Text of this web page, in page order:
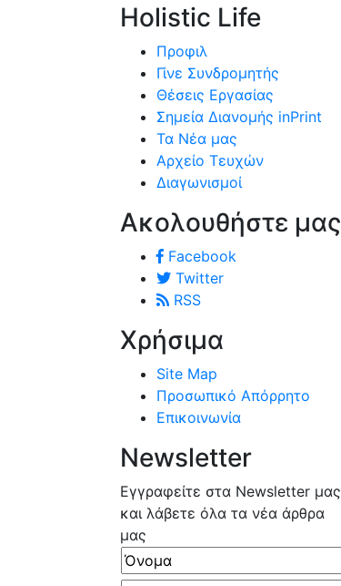
Holistic Life
Προφιλ
Γίνε Συνδρομητής
Θέσεις Εργασίας
Σημεία Διανομής inPrint
Τα Νέα μας
Αρχείο Τευχών
Διαγωνισμοί
Ακολουθήστε μας
Facebook
Twitter
RSS
Χρήσιμα
Site Map
Προσωπικό Απόρρητο
Επικοινωνία
Newsletter
Εγγραφείτε στα Newsletter μας
και λάβετε όλα τα νέα άρθρα
μας